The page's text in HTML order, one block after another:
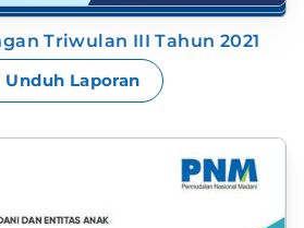
Triwulan III Tahun 2021
Unduh Laporan